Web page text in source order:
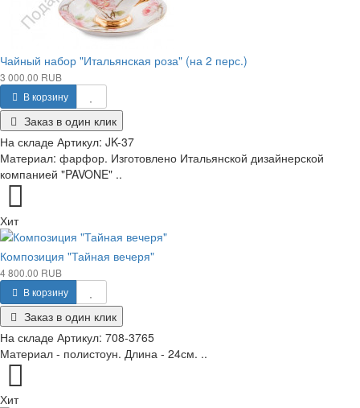
Чайный набор "Итальянская роза" (на 2 перс.)
3 000.00 RUB
В корзину
Заказ в один клик
На складе Артикул: JK-37
Материал: фарфор. Изготовлено Итальянской дизайнерской
компанией "PAVONE" ..
Хит
Композиция "Тайная вечеря"
4 800.00 RUB
В корзину
Заказ в один клик
На складе Артикул: 708-3765
Материал - полистоун. Длина - 24см. ..
Хит